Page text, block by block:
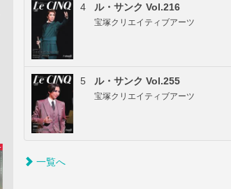
4 ル・サンク Vol.216
宝塚クリエイティブアーツ
5 ル・サンク Vol.255
宝塚クリエイティブアーツ
一覧へ